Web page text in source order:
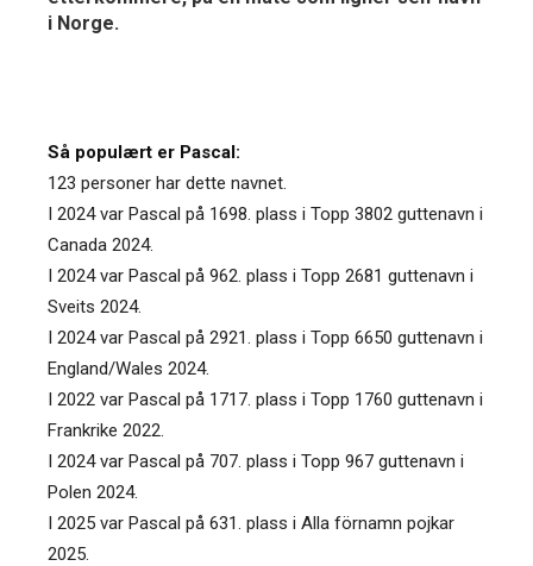
i Norge.
Så populært er Pascal:
123 personer har dette navnet.
I 2024 var Pascal på 1698. plass i Topp 3802 guttenavn i
Canada 2024.
I 2024 var Pascal på 962. plass i Topp 2681 guttenavn i
Sveits 2024.
I 2024 var Pascal på 2921. plass i Topp 6650 guttenavn i
England/Wales 2024.
I 2022 var Pascal på 1717. plass i Topp 1760 guttenavn i
Frankrike 2022.
I 2024 var Pascal på 707. plass i Topp 967 guttenavn i
Polen 2024.
I 2025 var Pascal på 631. plass i Alla förnamn pojkar
2025.